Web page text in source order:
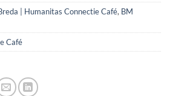
| Humanitas Connectie Café, BM
Café